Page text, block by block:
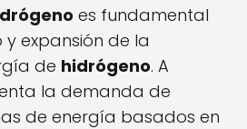
es fundamental
expansión de la
de hidrógeno. A
la demanda de
de energía basados en